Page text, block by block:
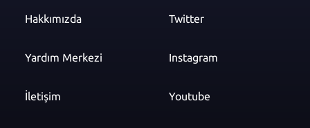
Hakkımızda
Yardım Merkezi
İletişim
Twitter
Instagram
Youtube